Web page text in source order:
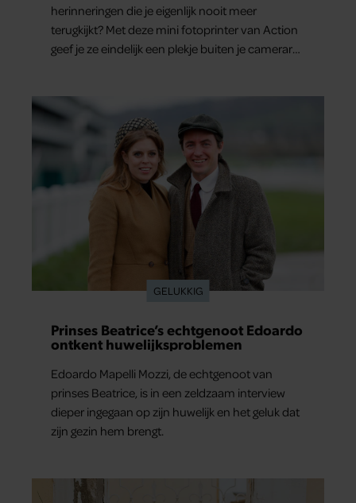
herinneringen die je eigenlijk nooit meer
terugkijkt? Met deze mini fotoprinter van Action
geef je ze eindelijk een plekje buiten je camerarol.
GELUKKIG
Prinses Beatrice’s echtgenoot Edoardo
ontkent huwelijksproblemen
Edoardo Mapelli Mozzi, de echtgenoot van
prinses Beatrice, is in een zeldzaam interview
dieper ingegaan op zijn huwelijk en het geluk dat
zijn gezin hem brengt.